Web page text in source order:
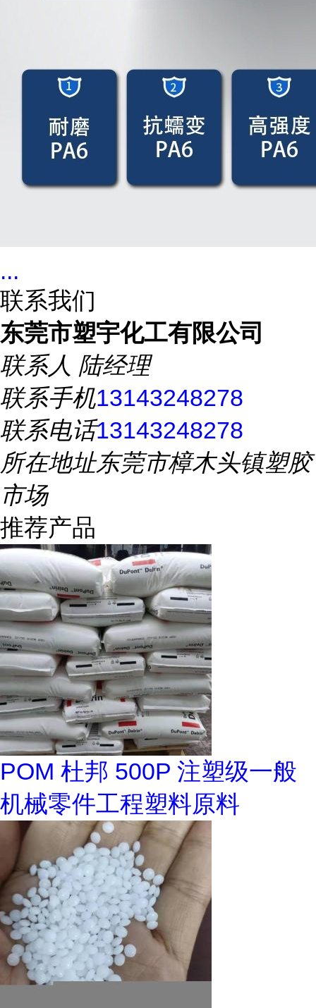
...
联系我们
东莞市塑宇化工有限公司
联系人 陆经理
联系手机13143248278
联系电话13143248278
所在地址东莞市樟木头镇塑胶
市场
推荐产品
POM 杜邦 500P 注塑级一般
机械零件工程塑料原料